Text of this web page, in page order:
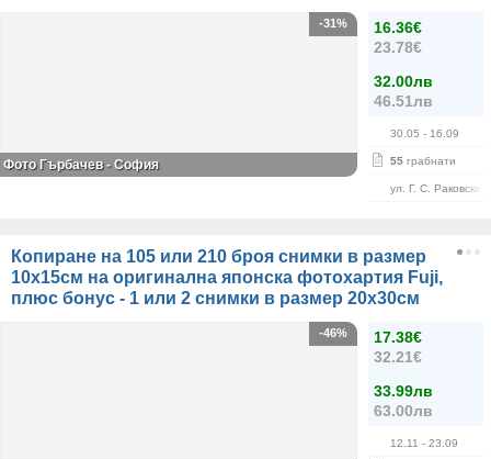
16.36€
23.78€
32.00лв
46.51лв
30.05 - 16.09
55 грабнати
ул. Г. С. Раковски
-31%
Фото Гърбачев - София
Копиране на 105 или 210 броя снимки в размер
10х15см на оригинална японска фотохартия Fuji,
плюс бонус - 1 или 2 снимки в размер 20х30см
17.38€
32.21€
33.99лв
63.00лв
12.11 - 23.09
-46%